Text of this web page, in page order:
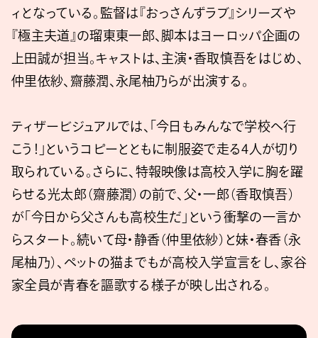
ィとなっている。監督は『おっさんずラブ』シリーズや
『極主夫道』の瑠東東一郎、脚本はヨーロッパ企画の
上田誠が担当。キャストは、主演・香取慎吾をはじめ、
仲里依紗、齋藤潤、永尾柚乃らが出演する。
ティザービジュアルでは、「今日もみんなで学校へ行
こう！」というコピーとともに制服姿で走る4人が切り
取られている。さらに、特報映像は高校入学に胸を躍
らせる光太郎（齋藤潤）の前で、父・一郎（香取慎吾）
が「今日から父さんも高校生だ」という衝撃の一言か
らスタート。続いて母・静香（仲里依紗）と妹・春香（永
尾柚乃）、ペットの猫までもが高校入学宣言をし、家谷
家全員が青春を謳歌する様子が映し出される。